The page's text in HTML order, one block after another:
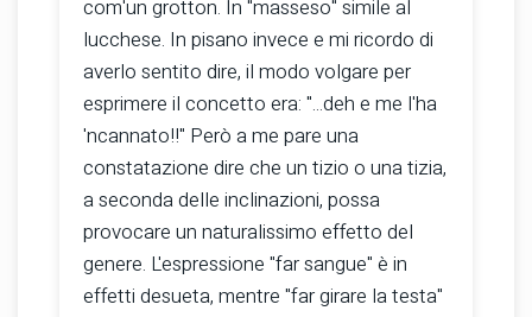
com'un grotton. In "masseso" simile al
lucchese. In pisano invece e mi ricordo di
averlo sentito dire, il modo volgare per
esprimere il concetto era: "...deh e me l'ha
'ncannato!!" Però a me pare una
constatazione dire che un tizio o una tizia,
a seconda delle inclinazioni, possa
provocare un naturalissimo effetto del
genere. L'espressione "far sangue" è in
effetti desueta, mentre "far girare la testa"